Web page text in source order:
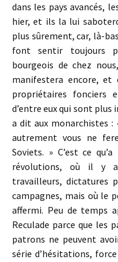
dans les pays avancés,
hier, et ils la lui
plus sûrement, car, là-
font sentir toujours
bourgeois de chez
manifestera encore, et
propriétaires fonciers
d’entre eux qui sont
a dit aux monarchistes :
autrement vous ne
Soviets. » C’est ce
révolutions, où il y
travailleurs, dictatures
campagnes, mais où le
affermi. Peu de temps
Reculade parce que les
patrons ne peuvent
série d’hésitations,